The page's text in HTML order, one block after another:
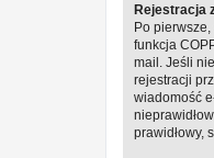
Rejestracja
Po
funkcja
mail. Jeśli
rejestracji
wiadomość
prawidłowy,